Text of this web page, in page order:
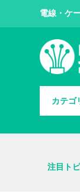
電線・ケ
カテゴ
注目ト